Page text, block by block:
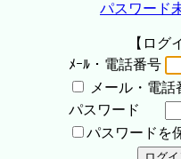
パスワード
【ログ
ﾒｰﾙ・電話番号
メール・電
パスワード
パスワードを